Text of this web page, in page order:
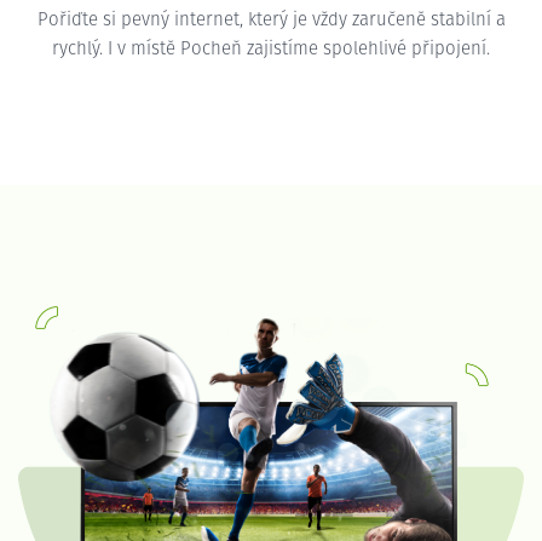
Pořiďte si pevný internet, který je vždy zaručeně stabilní a
rychlý. I v místě Pocheň zajistíme spolehlivé připojení.